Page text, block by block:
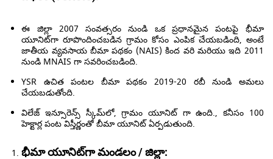
ఈ జిల్లా 2007 సంవత్సరం నుండి ఒక ప్రధానమైన పంటపై భీమా
యూనిట్‌గా రూపొందించబడిన గ్రామం కోసం ఎంపిక చేయబడింది, అంటే
జాతీయ వ్యవసాయ బీమా పథకం (NAIS) కింద వరి మరియు ఇది 2011
నుండి MNAIS గా సవరించబడింది.
YSR ఉచిత పంటల బీమా పథకం 2019-20 రబీ నుండి అమలు
చేయబడుతోంది.
విలేజ్ ఇన్సూరెన్స్ స్కీమ్‌లో, గ్రామం యూనిట్ గా ఉంది., కనీసం 100
హెక్టార్ల పంట విస్తీర్ణంతో బీమా యూనిట్ ఏర్పడుతుంది.
భీమా యూనిట్‌గా మండలం / జిల్లా: